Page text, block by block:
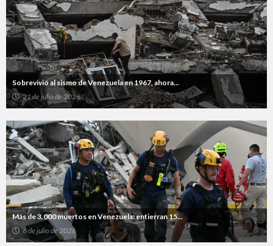
Sobrevivió al sismo de Venezuela en 1967, ahora...
21 de julio de 2026
Más de 3.000 muertos en Venezuela: entierran 15...
6 de julio de 2026